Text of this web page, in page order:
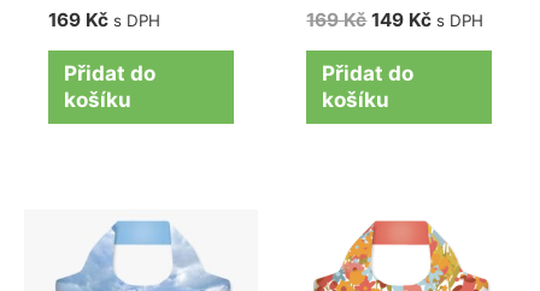
169 Kč s DPH
Přidat do
košíku
169Kč 149 Kč s DPH
Přidat do
košíku